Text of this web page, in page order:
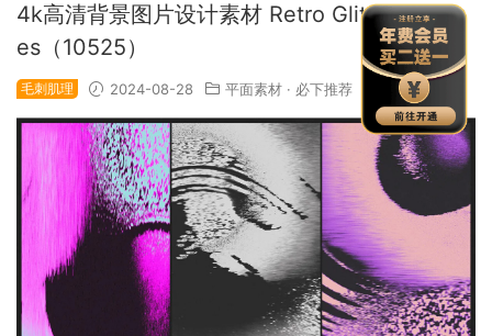
4k高清背景图片设计素材 Retro Glitch Textur
es（10525）
毛刺肌理 2024-08-28 平面素材 · 必下推荐 969